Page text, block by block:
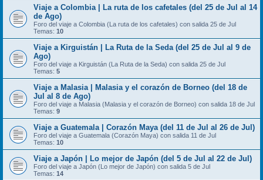
Viaje a Colombia | La ruta de los cafetales (del 25 de Jul al 14
de Ago)
Foro del viaje a Colombia (La ruta de los cafetales) con salida 25 de Jul
Temas: 10
Viaje a Kirguistán | La Ruta de la Seda (del 25 de Jul al 9 de
Ago)
Foro del viaje a Kirguistán (La Ruta de la Seda) con salida 25 de Jul
Temas: 5
Viaje a Malasia | Malasia y el corazón de Borneo (del 18 de
Jul al 8 de Ago)
Foro del viaje a Malasia (Malasia y el corazón de Borneo) con salida 18 de Jul
Temas: 9
Viaje a Guatemala | Corazón Maya (del 11 de Jul al 26 de Jul)
Foro del viaje a Guatemala (Corazón Maya) con salida 11 de Jul
Temas: 10
Viaje a Japón | Lo mejor de Japón (del 5 de Jul al 22 de Jul)
Foro del viaje a Japón (Lo mejor de Japón) con salida 5 de Jul
Temas: 14